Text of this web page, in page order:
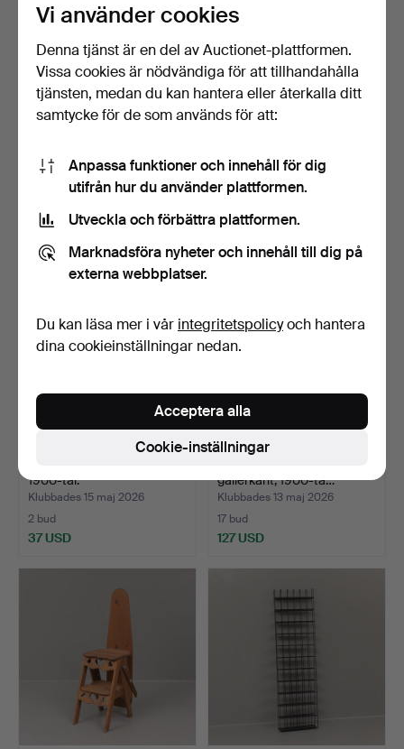
BARVAGN, rotting och
Perstorpsskiva, 1900-…
Klubbades 17 maj 2026
2 bud
DOKUMENTSKÅP, rotfanér,
1900-talets första…
Klubbades 15 maj 2026
12 bud
1900-tal.
Klubbades 15 maj 2026
2 bud
37 USD
gallerkant, 1900-ta…
Klubbades 13 maj 2026
17 bud
127 USD
Vi använder cookies
Denna tjänst är en del av Auctionet-plattformen.
Vissa cookies är nödvändiga för att tillhandahålla
tjänsten, medan du kan hantera eller återkalla ditt
samtycke för de som används för att:
Anpassa funktioner och innehåll för dig
utifrån hur du använder plattformen.
Utveckla och förbättra plattformen.
Marknadsföra nyheter och innehåll till dig på
externa webbplatser.
Du kan läsa mer i vår integritetspolicyoch hantera
dina cookieinställningar nedan.
Cookie-inställningar
Acceptera alla